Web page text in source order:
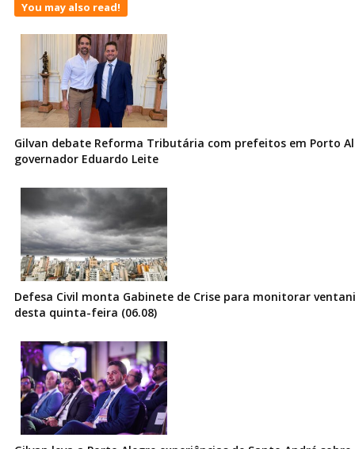
You may also read!
Gilvan debate Reforma Tributária com prefeitos em Porto
governador Eduardo Leite
Defesa Civil monta Gabinete de Crise para monitorar
desta quinta-feira (06.08)